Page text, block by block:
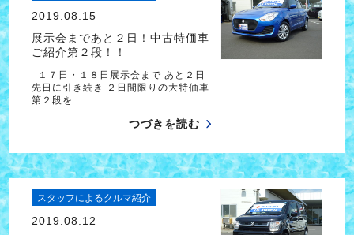
2019.08.15
展示会まであと２日！中古特価車
ご紹介第２段！！
１７日・１８日展示会まで あと２日
先日に引き続き ２日間限りの大特価車
第２段を…
つづきを読む
スタッフによるクルマ紹介
2019.08.12